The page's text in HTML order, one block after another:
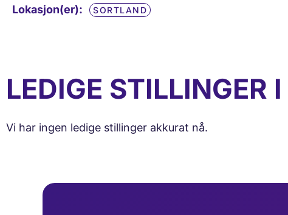
Lokasjon(er): SORTLAND
LEDIGE
Vi har ingen ledige stillinger akkurat nå.